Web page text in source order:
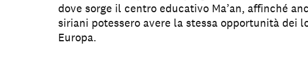
dove sorge il centro educativo Ma’an, affinché
siriani potessero avere la stessa opportunità dei
Europa.